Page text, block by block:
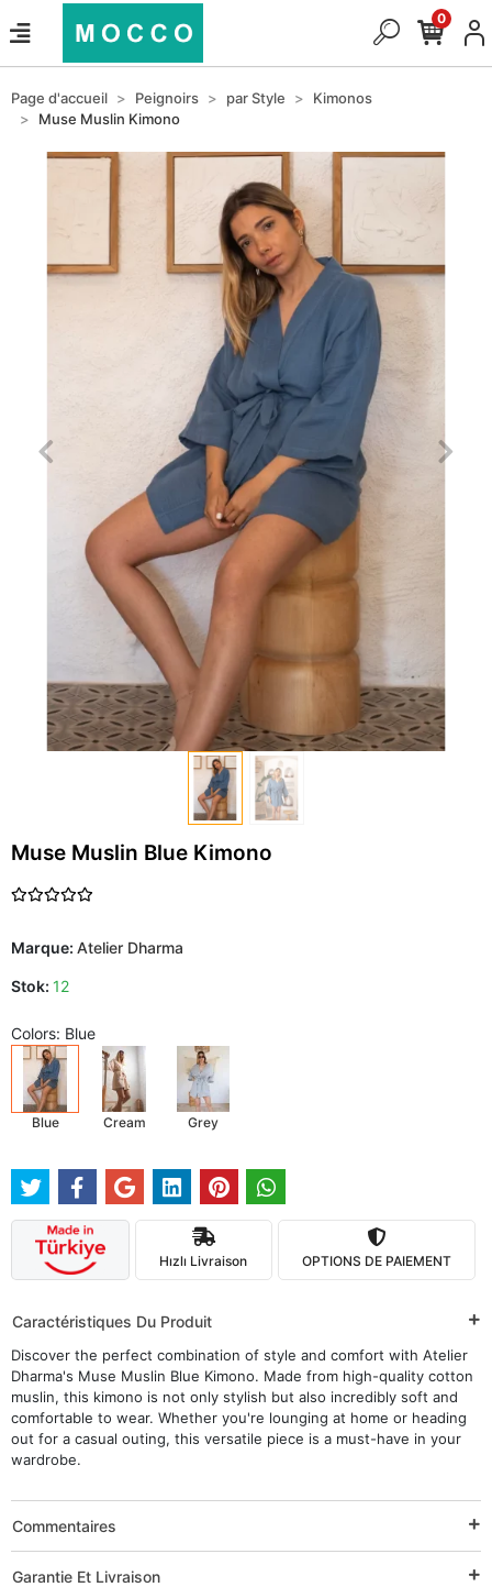
0
Page d'accueil Peignoirs par Style
Kimonos
Muse Muslin Kimono
Muse Muslin Blue Kimono
Marque: Atelier Dharma
Stok: 12
Colors: Blue
Blue Cream Grey
Hızlı Livraison OPTIONS DE PAIEMENT
Caractéristiques Du Produit
Discover the perfect combination of style and comfort with Atelier
Dharma's Muse Muslin Blue Kimono. Made from high-quality cotton
muslin, this kimono is not only stylish but also incredibly soft and
comfortable to wear. Whether you're lounging at home or heading
out for a casual outing, this versatile piece is a must-have in your
wardrobe.
Commentaires
Garantie Et Livraison